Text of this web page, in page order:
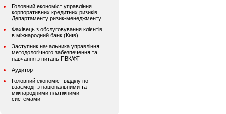
Головний економіст управління
корпоративних кредитних ризиків
Департаменту ризик-менеджменту
Фахівець з обслуговування клієнтів
в міжнародний банк (Київ)
Заступник начальника управління
методологічного забезпечення та
навчання з питань ПВК/ФТ
Аудитор
Головний економіст відділу по
взаємодії з національними та
міжнародними платіжними
системами